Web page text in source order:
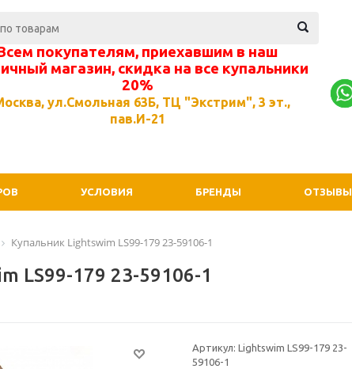
покупателям, приехавшим в наш
магазин, скидка на все купальники
20%
ул.Смольная 63Б, ТЦ "Экстрим", 3 эт.,
пав.И-21
УСЛОВИЯ БРЕНДЫ ОТЗЫВЫ
Купальник Lightswim LS99-179 23-59106-1
LS99-179 23-59106-1
Артикул: Lightswim LS99-179 23-
59106-1